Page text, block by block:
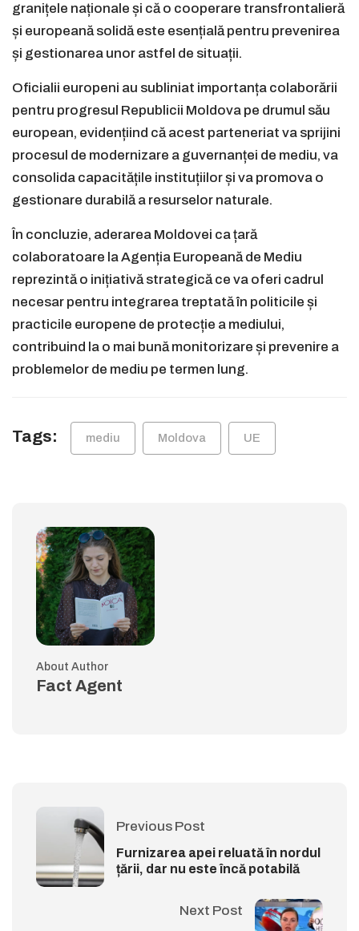
granițele naționale și că o cooperare transfrontalieră
și europeană solidă este esențială pentru prevenirea
și gestionarea unor astfel de situații.
Oficialii europeni au subliniat importanța colaborării
pentru progresul Republicii Moldova pe drumul său
european, evidențiind că acest parteneriat va sprijini
procesul de modernizare a guvernanței de mediu, va
consolida capacitățile instituțiilor și va promova o
gestionare durabilă a resurselor naturale.
În concluzie, aderarea Moldovei ca țară
colaboratoare la Agenția Europeană de Mediu
reprezintă o inițiativă strategică ce va oferi cadrul
necesar pentru integrarea treptată în politicile și
practicile europene de protecție a mediului,
contribuind la o mai bună monitorizare și prevenire a
problemelor de mediu pe termen lung.
Tags: mediu Moldova UE
About Author
Fact Agent
Previous Post
Furnizarea apei reluată în nordul
țării, dar nu este încă potabilă
Next Post